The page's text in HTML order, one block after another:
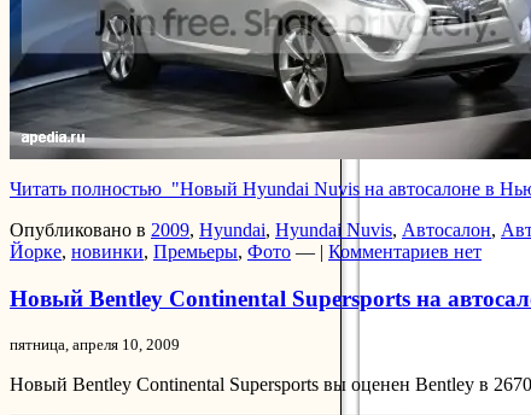
Читать полностью "Новый Hyundai Nuvis на автосалоне в
Опубликовано в 2009, Hyundai, Hyundai Nuvis, Автосалон,
Йорке, новинки, Премьеры, Фото — | Комментариев нет
Новый Bentley Continental Supersports на
пятница, апреля 10, 2009
Новый Bentley Continental Supersports вы оценен Bentley в